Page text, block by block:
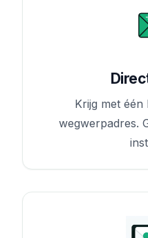
Krijg met
wegwerpadres.